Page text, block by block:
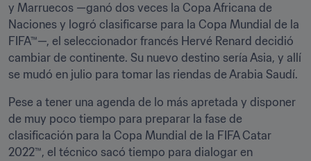
y Marruecos —ganó dos veces la Copa Africana de
Naciones y logró clasificarse para la Copa Mundial de la
FIFA™—, el seleccionador francés Hervé Renard decidió
cambiar de continente. Su nuevo destino sería Asia, y allí
se mudó en julio para tomar las riendas de Arabia Saudí.
Pese a tener una agenda de lo más apretada y disponer
de muy poco tiempo para preparar la fase de
clasificación para la Copa Mundial de la FIFA Catar
2022™, el técnico sacó tiempo para dialogar en